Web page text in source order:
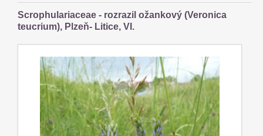
Scrophulariaceae - rozrazil ožankový (Veronica
teucrium), Plzeň- Litice, VI.